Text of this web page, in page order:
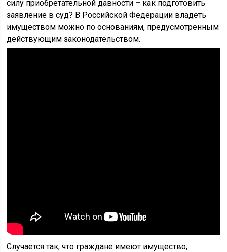
силу приобретательной давности – как подготовить
заявление в суд? В Российской Федерации владеть
имуществом можно по основаниям, предусмотренным
действующим законодательством.
Случается так, что граждане имеют имущество,